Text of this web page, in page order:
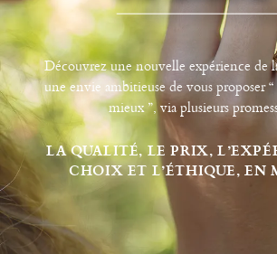
Découvrez une nouvelle expérience de
une envie ambitieuse de vous proposer
mieux ”, via plusieurs
LA QUALITÉ, LE PRIX,
CHOIX ET L’ÉTHIQUE, EN